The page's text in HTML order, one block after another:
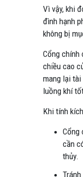
Vì vậy, khi
đình hạnh
không bị
Cổng chính
chiều cao
mang lại
luồng khí
Khi tính
Cổng
cần
thủy.